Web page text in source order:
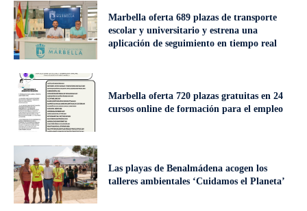
Marbella oferta 689 plazas de transporte
escolar y universitario y estrena una
aplicación de seguimiento en tiempo real
Marbella oferta 720 plazas gratuitas en 24
cursos online de formación para el empleo
Las playas de Benalmádena acogen los
talleres ambientales ‘Cuidamos el Planeta’